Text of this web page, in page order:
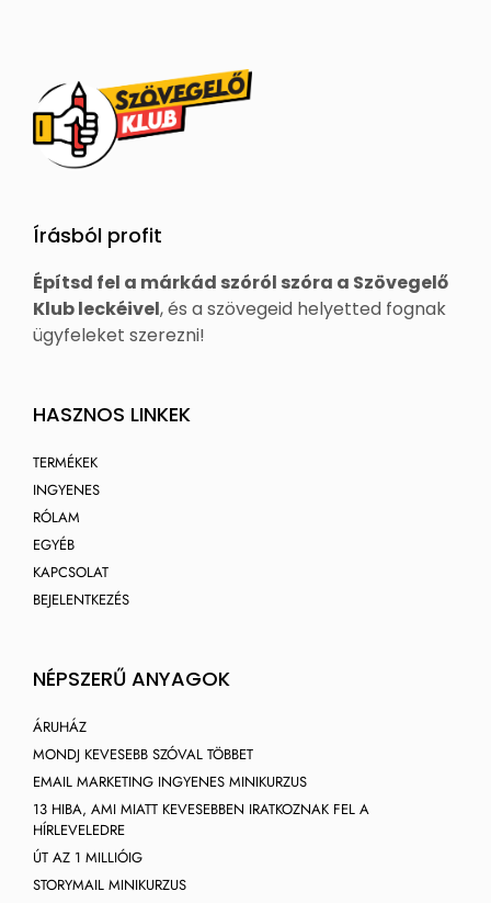
Írásból profit
Építsd fel a márkád szóról szóra a Szövegelő
Klub leckéivel, és a szövegeid helyetted fognak
ügyfeleket szerezni!
HASZNOS LINKEK
TERMÉKEK
INGYENES
RÓLAM
EGYÉB
KAPCSOLAT
BEJELENTKEZÉS
NÉPSZERŰ ANYAGOK
ÁRUHÁZ
MONDJ KEVESEBB SZÓVAL TÖBBET
EMAIL MARKETING INGYENES MINIKURZUS
13 HIBA, AMI MIATT KEVESEBBEN IRATKOZNAK FEL A
HÍRLEVELEDRE
ÚT AZ 1 MILLIÓIG
STORYMAIL MINIKURZUS